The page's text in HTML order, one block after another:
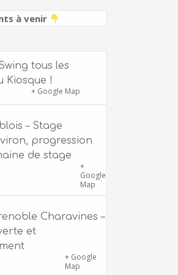
à venir
tous les
Kiosque !
+ Google Map
– Stage
progression
de stage
+
Google
Map
Charavines –
et
+ Google
Map